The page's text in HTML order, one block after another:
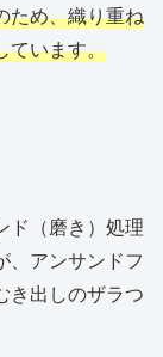
ため、織り重ね
ています。
ド（磨き）処理
、アンサンドフ
き出しのザラつ